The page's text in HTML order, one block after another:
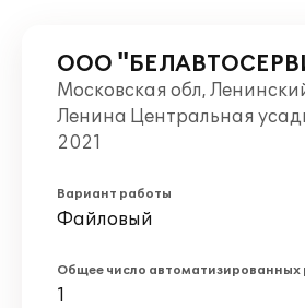
ООО
Московская обл,
Ленина Центральная
2021
Вариант работы
Файловый
Общее число автоматизированных
1